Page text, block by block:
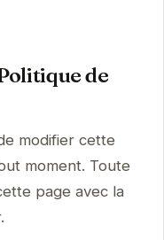
de
modifier cette
moment. Toute
page avec la